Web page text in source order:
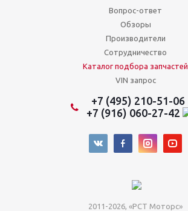
Вопрос-ответ
Обзоры
Производители
Сотрудничество
Каталог подбора запчастей
VIN запрос
+7 (495) 210-51-06
+7 (916) 060-27-42
2011-2026, «РСТ Моторс»